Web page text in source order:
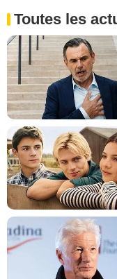
Toutes les